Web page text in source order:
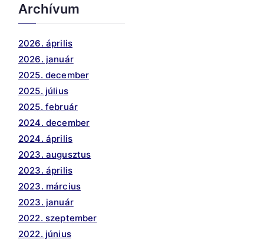
Archívum
2026. április
2026. január
2025. december
2025. július
2025. február
2024. december
2024. április
2023. augusztus
2023. április
2023. március
2023. január
2022. szeptember
2022. június